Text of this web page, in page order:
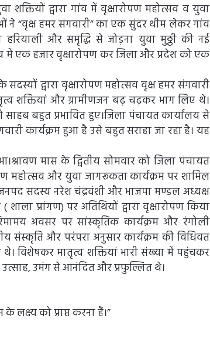
शक्तियों द्वारा गांव में वृक्षारोपण महोत्सव व युवा
“वृक्ष हमर संगवारी” का एक सुंदर थीम लेकर गांव
और समृद्धि से जोड़ना युवा मुठ्ठी की नई
में एक हजार वृक्षारोपण कर जिला और प्रदेश को एक
द्वारा वृक्षारोपण महोत्सव वृक्ष हमर संगवारी
शक्तियां और ग्रामीणजन बढ़ चढ़कर भाग लिए थे।
बहुत प्रभावित हुए।जिला पंचायत कार्यालय से
कार्यक्रम हुआ है उसे बहुत सराहा जा रहा है। यह
मास के द्वितीय सोमवार को जिला पंचायत
महोत्सव और युवा जागरूकता कार्यक्रम पर शामिल
जनपद सदस्य नरेश चंद्रवंशी और भाजपा मण्डल अध्यक्ष
प्रांगण) पर अतिथियों द्वारा वृक्षारोपण किया
अवसर पर सांस्कृतिक कार्यक्रम और रंगोली
संस्कृति और परंपरा अनुसार कार्यक्रम की विधिवत
विशेषकर मातृत्व शक्तियां भारी संख्या में पहुंचकर
उत्साह, उमंग से आनंदित और प्रफुल्लित थे।
लक्ष्य को प्राप्त करना हैं।”